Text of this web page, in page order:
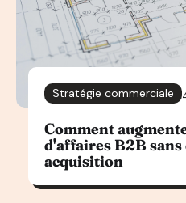
Stratégie commerciale
Comment
d'affaires B2B
acquisition